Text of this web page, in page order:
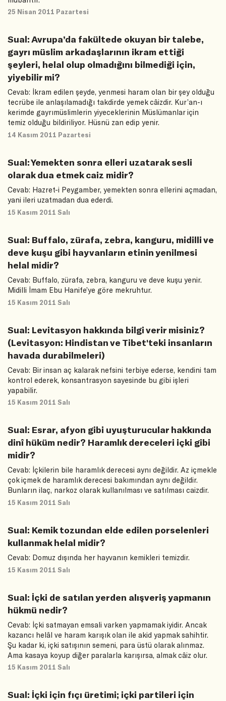
25 Nisan 2011 Pazartesi
Sual: Avrupa’da fakültede okuyan bir talebe,
gayrı müslim arkadaşlarının ikram ettiği
şeyleri, helal olup olmadığını bilmediği için,
yiyebilir mi?
Cevab: İkram edilen şeyde, yenmesi haram olan bir şey olduğu
tecrübe ile anlaşılamadığı takdirde yemek câizdir. Kur’an-ı
kerimde gayrımüslimlerin yiyeceklerinin Müslümanlar için
temiz olduğu bildiriliyor. Hüsnü zan edip yenir.
14 Kasım 2011 Pazartesi
Sual: Yemekten sonra elleri uzatarak sesli
olarak dua etmek caiz midir?
Cevab: Hazret-i Peygamber, yemekten sonra ellerini açmadan,
yani ileri uzatmadan dua ederdi.
15 Kasım 2011 Salı
Sual: Buffalo, zürafa, zebra, kanguru, midilli ve
deve kuşu gibi hayvanların etinin yenilmesi
helal midir?
Cevab: Buffalo, zürafa, zebra, kanguru ve deve kuşu yenir.
Midilli İmam Ebu Hanife’ye göre mekruhtur.
15 Kasım 2011 Salı
Sual: Levitasyon hakkında bilgi verir misiniz?
(Levitasyon: Hindistan ve Tibet'teki insanların
havada durabilmeleri)
Cevab: Bir insan aç kalarak nefsini terbiye ederse, kendini tam
kontrol ederek, konsantrasyon sayesinde bu gibi işleri
yapabilir.
15 Kasım 2011 Salı
Sual: Esrar, afyon gibi uyuşturucular hakkında
dinî hüküm nedir? Haramlık dereceleri içki gibi
midir?
Cevab: İçkilerin bile haramlık derecesi aynı değildir. Az içmekle
çok içmek de haramlık derecesi bakımından aynı değildir.
Bunların ilaç, narkoz olarak kullanılması ve satılması caizdir.
15 Kasım 2011 Salı
Sual: Kemik tozundan elde edilen porselenleri
kullanmak helal midir?
Cevab: Domuz dışında her hayvanın kemikleri temizdir.
15 Kasım 2011 Salı
Sual: İçki de satılan yerden alışveriş yapmanın
hükmü nedir?
Cevab: İçki satmayan emsali varken yapmamak iyidir. Ancak
kazancı helâl ve haram karışık olan ile akid yapmak sahihtir.
Şu kadar ki, içki satışının semeni, para üstü olarak alınmaz.
Ama kasaya koyup diğer paralarla karışırsa, almak câiz olur.
15 Kasım 2011 Salı
Sual: İçki için fıçı üretimi; içki partileri için